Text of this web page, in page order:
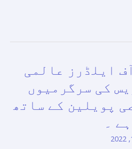
ایلڈرز عالمی
کی سرگرمیوں
پویلین کے ساتھ
۔